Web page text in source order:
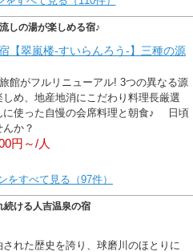
しの湯が楽しめる宿♪
【翠嵐楼-すいらんろう-】三種の源
館がフルリニューアル! 3つの異なる源
め、地産地消にこだわり料理長厳選
に使った自慢の会席料理と朝食♪ 日頃
か？
円～/人
をすべて見る（97件）
ける人吉温泉の宿
された歴史を誇り、球磨川のほとりに